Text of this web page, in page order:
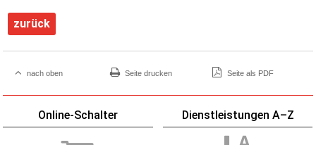
zurück
nach oben Seite drucken Seite als PDF
Online-Schalter Dienstleistungen A–Z